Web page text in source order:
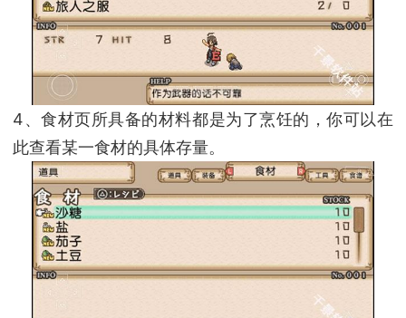
4、食材页所具备的材料都是为了烹饪的，你可以在
此查看某一食材的具体存量。